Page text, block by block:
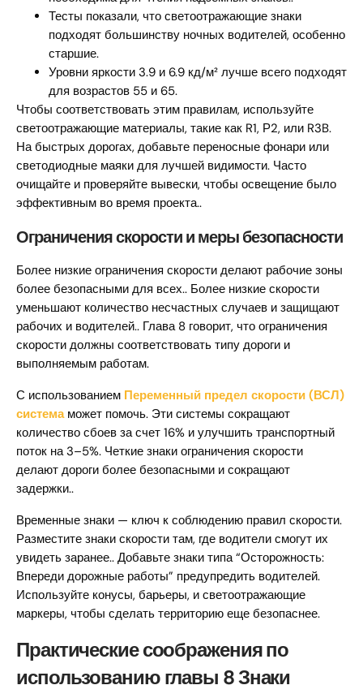
Тесты показали, что светоотражающие знаки
подходят большинству ночных водителей, особенно
старшие.
Уровни яркости 3.9 и 6.9 кд/м² лучше всего подходят
для возрастов 55 и 65.
Чтобы соответствовать этим правилам, используйте
светоотражающие материалы, такие как R1, Р2, или R3B.
На быстрых дорогах, добавьте переносные фонари или
светодиодные маяки для лучшей видимости. Часто
очищайте и проверяйте вывески, чтобы освещение было
эффективным во время проекта..
Ограничения скорости и меры безопасности
Более низкие ограничения скорости делают рабочие зоны
более безопасными для всех.. Более низкие скорости
уменьшают количество несчастных случаев и защищают
рабочих и водителей.. Глава 8 говорит, что ограничения
скорости должны соответствовать типу дороги и
выполняемым работам.
С использованием Переменный предел скорости (ВСЛ)
системаможет помочь. Эти системы сокращают
количество сбоев за счет 16% и улучшить транспортный
поток на 3–5%. Четкие знаки ограничения скорости
делают дороги более безопасными и сокращают
задержки..
Временные знаки — ключ к соблюдению правил скорости.
Разместите знаки скорости там, где водители смогут их
увидеть заранее.. Добавьте знаки типа “Осторожность:
Впереди дорожные работы” предупредить водителей.
Используйте конусы, барьеры, и светоотражающие
маркеры, чтобы сделать территорию еще безопаснее.
Практические соображения по
использованию главы 8 Знаки